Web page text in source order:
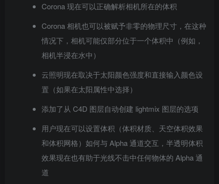
Corona 现在可以正确解析相机所在的体积
Corona 相机也可以被赋予非零的物理尺寸，在这种
情况下，相机可能仅部分位于一个体积中（例如，
相机半浸在水中）
云照明现在取决于太阳颜色强度和直接输入颜色设
置（如果在太阳属性中选择）
添加了从 C4D 图层自动创建 lightmix 图层的选项
用户现在可以设置体积（体积材质、天空体积效果
和体积网格）如何与 Alpha 通道交互，半透明体积
效果现在也有助于光线不击中任何物体的 Alpha 通
道